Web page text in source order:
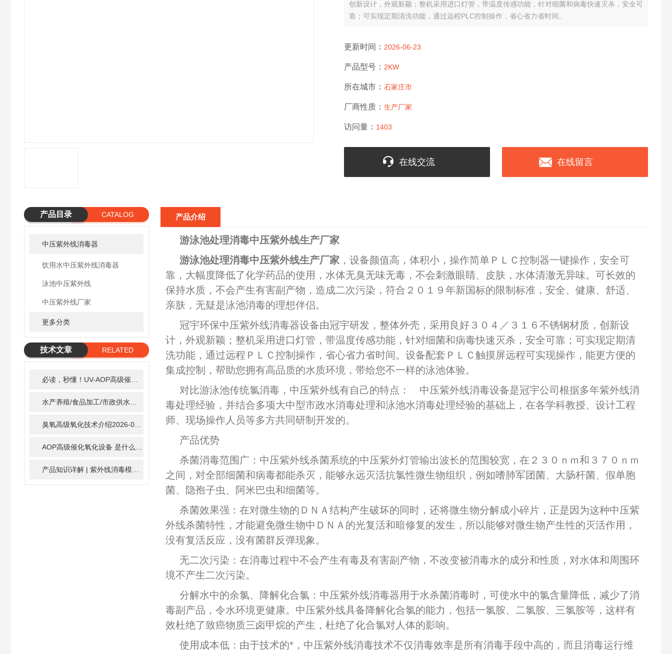
创新设计，外观新颖；整机采用进口灯管，带温度传感功能，针对细菌和病毒快速灭杀，安全可
靠；可实现定期清洗功能，通过远程PLC控制操作，省心省力省时间。
更新时间： 2026-06-23
产品型号： 2KW
所在城市： 石家庄市
厂商性质： 生产厂家
访问量： 1403
在线交流 在线留言
产品目录 CATALOG
中压紫外线消毒器
饮用水中压紫外线消毒器
泳池中压紫外线
中压紫外线厂家
更多分类
技术文章
RELATED
2026-06-26
臭氧高级氧化技术介绍2026-02-27
2025-11-17
2024-01-16
产品介绍
游泳池处理消毒中压紫外线生产厂家
游泳池处理消毒中压紫外线生产厂家 ，设备颜值高，体积小，操作简单ＰＬＣ控制器一键操作，安全可
靠，大幅度降低了化学药品的使用，水体无臭无味无毒，不会刺激眼睛、皮肤，水体清澈无异味。可长效的
保持水质，不会产生有害副产物，造成二次污染，符合２０１９年新国标的限制标准，安全、健康、舒适、
亲肤，无疑是泳池消毒的理想伴侣。
冠宇环保中压紫外线消毒器设备由冠宇研发，整体外壳，采用良好３０４／３１６不锈钢材质，创新设
计，外观新颖；整机采用进口灯管，带温度传感功能，针对细菌和病毒快速灭杀，安全可靠；可实现定期清
洗功能，通过远程ＰＬＣ控制操作，省心省力省时间。设备配套ＰＬＣ触摸屏远程可实现操作，能更方便的
集成控制，帮助您拥有高品质的水质环境，带给您不一样的泳池体验。
对比游泳池传统氯消毒，中压紫外线有自己的特点： 中压紫外线消毒设备是冠宇公司根据多年紫外线消
毒处理经验，并结合多项大中型市政水消毒处理和泳池水消毒处理经验的基础上，在各学科教授、设计工程
师、现场操作人员等多方共同研制开发的。
产品优势
杀菌消毒范围广：中压紫外线杀菌系统的中压紫外灯管输出波长的范围较宽，在２３０ｎｍ和３７０ｎｍ
之间，对全部细菌和病毒都能杀灭，能够永远灭活抗氯性微生物组织，例如嗜肺军团菌、大肠杆菌、假单胞
菌、隐孢子虫、阿米巴虫和细菌等。
杀菌效果强：在对微生物的ＤＮＡ结构产生破坏的同时，还将微生物分解成小碎片，正是因为这种中压紫
外线杀菌特性，才能避免微生物中ＤＮＡ的光复活和暗修复的发生，所以能够对微生物产生性的灭活作用，
没有复活反应，没有菌群反弹现象。
无二次污染：在消毒过程中不会产生有毒及有害副产物，不改变被消毒水的成分和性质，对水体和周围环
境不产生二次污染。
分解水中的余氯、降解化合氯：中压紫外线消毒器用于水杀菌消毒时，可使水中的氯含量降低，减少了消
毒副产品，令水环境更健康。中压紫外线具备降解化合氯的能力，包括一氯胺、二氯胺、三氯胺等，这样有
效杜绝了致癌物质三卤甲烷的产生，杜绝了化合氯对人体的影响。
使用成本低：由于技术的*，中压紫外线消毒技术不仅消毒效率是所有消毒手段中高的，而且消毒运行维